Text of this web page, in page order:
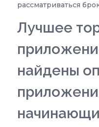
рассматриваться
Лучшее
найдены